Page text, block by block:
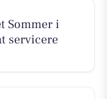
Sommer i
servicere